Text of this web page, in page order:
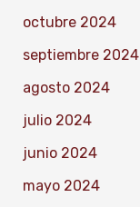
octubre 2024
septiembre 2024
agosto 2024
julio 2024
junio 2024
mayo 2024